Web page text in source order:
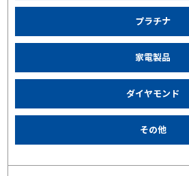
プラチナ
家電製品
ダイヤモンド
その他